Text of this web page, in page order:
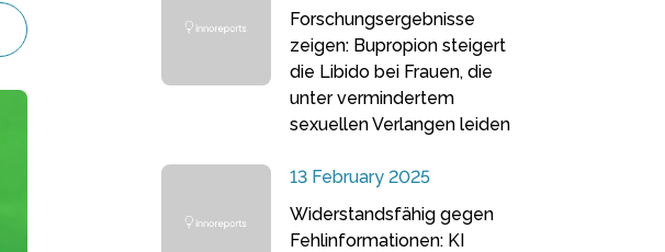
Forschungsergebnisse
zeigen: Bupropion steigert
die Libido bei Frauen, die
unter vermindertem
sexuellen Verlangen leiden
13 February 2025
Widerstandsfähig gegen
Fehlinformationen: KI